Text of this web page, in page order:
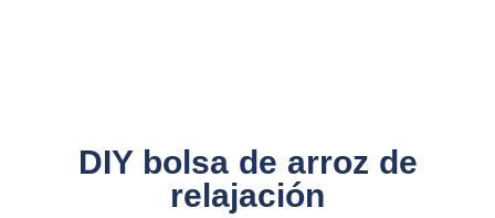
DIY bolsa de arroz de
relajación